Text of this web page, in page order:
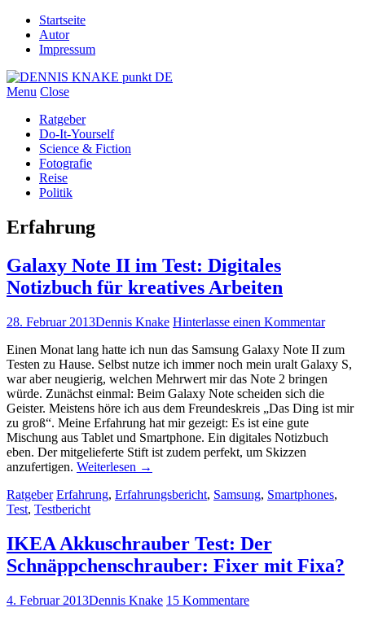
Startseite
Autor
Impressum
Menu Close
Ratgeber
Do-It-Yourself
Science & Fiction
Fotografie
Reise
Politik
Erfahrung
Galaxy Note II im Test: Digitales
Notizbuch für kreatives Arbeiten
28. Februar 2013Dennis Knake Hinterlasse einen Kommentar
Einen Monat lang hatte ich nun das Samsung Galaxy Note II zum
Testen zu Hause. Selbst nutze ich immer noch mein uralt Galaxy S,
war aber neugierig, welchen Mehrwert mir das Note 2 bringen
würde. Zunächst einmal: Beim Galaxy Note scheiden sich die
Geister. Meistens höre ich aus dem Freundeskreis „Das Ding ist mir
zu groß“. Meine Erfahrung hat mir gezeigt: Es ist eine gute
Mischung aus Tablet und Smartphone. Ein digitales Notizbuch
eben. Der mitgelieferte Stift ist zudem perfekt, um Skizzen
anzufertigen. Weiterlesen →
Ratgeber Erfahrung, Erfahrungsbericht, Samsung, Smartphones,
Test, Testbericht
IKEA Akkuschrauber Test: Der
Schnäppchenschrauber: Fixer mit Fixa?
4. Februar 2013Dennis Knake 15 Kommentare